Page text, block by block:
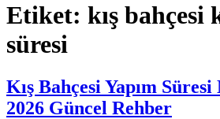
Etiket: kış
süresi
Kış Bahçesi Yapım
2026 Güncel Rehber